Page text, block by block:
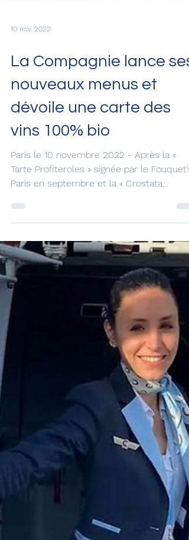
10 nov. 2022
La Compagnie lance ses
nouveaux menus et
dévoile une carte des
vins 100% bio
Tarte Profiteroles » signée par le Fouquet’s
Paris en septembre et la « Crostata
Café/Noisettes »...